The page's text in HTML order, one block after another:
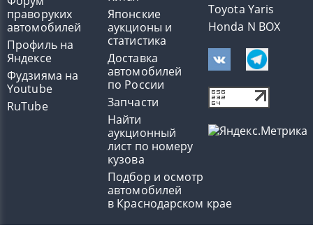
праворуких
автомобилей
Профиль на
Яндексе
Фудзияма на
Youtube
RuTube
Японские
аукционы и
статистика
Доставка
автомобилей
по России
Запчасти
Найти
аукционный
лист по номеру
кузова
Подбор и осмотр
автомобилей
в Краснодарском крае
Toyota Yaris
Honda N BOX